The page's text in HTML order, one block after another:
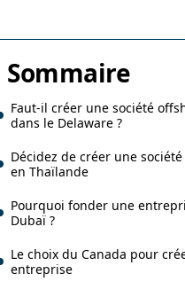
Sommaire
Faut-il créer une société
dans le Delaware ?
Décidez de créer une
en Thaïlande
Pourquoi fonder une
Dubaï ?
Le choix du Canada pour
entreprise